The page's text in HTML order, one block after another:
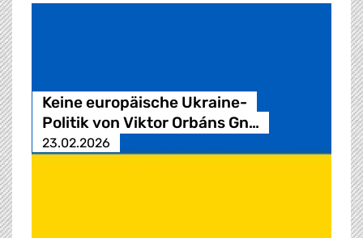
Keine europäische Ukraine-
Politik von Viktor Orbáns Gn…
23.02.2026